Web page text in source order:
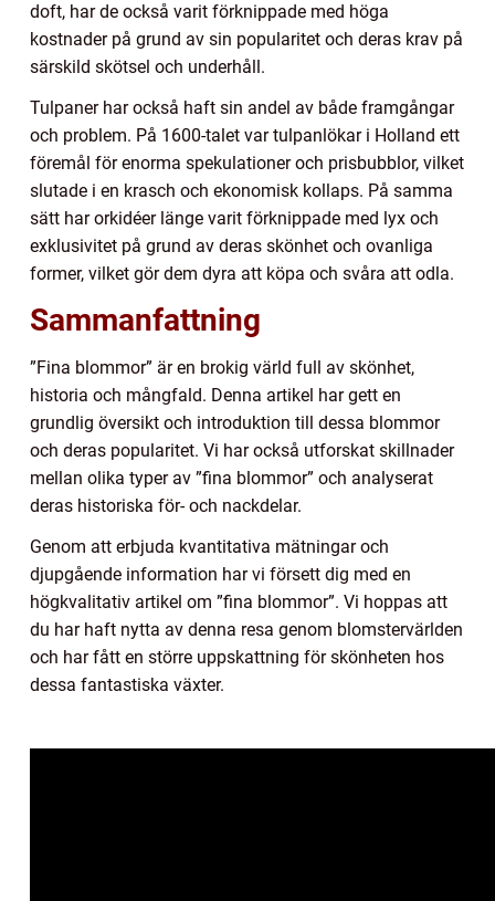
doft, har de också varit förknippade med höga
kostnader på grund av sin popularitet och deras krav på
särskild skötsel och underhåll.
Tulpaner har också haft sin andel av både framgångar
och problem. På 1600-talet var tulpanlökar i Holland ett
föremål för enorma spekulationer och prisbubblor, vilket
slutade i en krasch och ekonomisk kollaps. På samma
sätt har orkidéer länge varit förknippade med lyx och
exklusivitet på grund av deras skönhet och ovanliga
former, vilket gör dem dyra att köpa och svåra att odla.
Sammanfattning
”Fina blommor” är en brokig värld full av skönhet,
historia och mångfald. Denna artikel har gett en
grundlig översikt och introduktion till dessa blommor
och deras popularitet. Vi har också utforskat skillnader
mellan olika typer av ”fina blommor” och analyserat
deras historiska för- och nackdelar.
Genom att erbjuda kvantitativa mätningar och
djupgående information har vi försett dig med en
högkvalitativ artikel om ”fina blommor”. Vi hoppas att
du har haft nytta av denna resa genom blomstervärlden
och har fått en större uppskattning för skönheten hos
dessa fantastiska växter.